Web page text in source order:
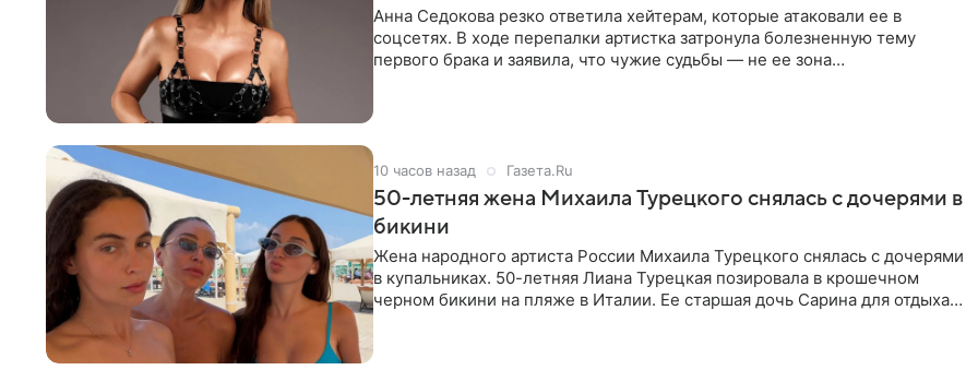
Анна Седокова резко ответила хейтерам, которые атаковали ее в
соцсетях. В ходе перепалки артистка затронула болезненную тему
первого брака и заявила, что чужие судьбы — не ее зона
10 часов назад Газета.Ru
50-летняя жена Михаила Турецкого снялась с дочерями в
бикини
Жена народного артиста России Михаила Турецкого снялась с дочерями
в купальниках. 50-летняя Лиана Турецкая позировала в крошечном
черном бикини на пляже в Италии. Ее старшая дочь Сарина для отдыха